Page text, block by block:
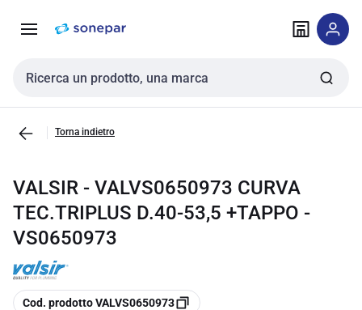
navigazione alla
Cerca input
Torna indietro
VALSIR - VALVS0650973 CURVA
TEC.TRIPLUS D.40-53,5 +TAPPO -
VS0650973
copia
Cod. prodotto VALVS0650973